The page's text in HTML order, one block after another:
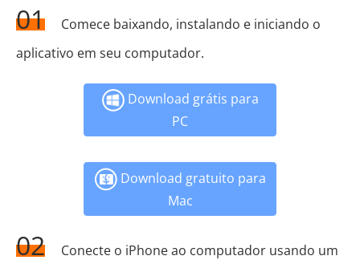
01
Comece baixando, instalando e iniciando o
aplicativo em seu computador.
Download grátis para
PC
Download gratuito para
Mac
02
Conecte o iPhone ao computador usando um